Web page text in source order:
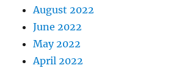
August 2022
June 2022
May 2022
April 2022